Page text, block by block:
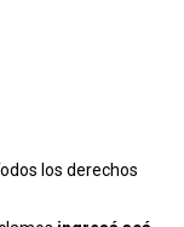
los derechos